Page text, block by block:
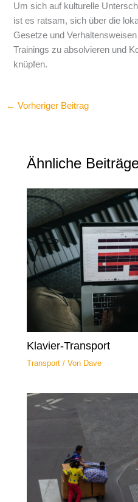
Um sich auf kulturelle
ist es ratsam, sich über die
Gesetze und
Trainings zu absolvieren und
knüpfen.
← Vorheriger Beitrag
Ähnliche
Klavier-Transport
Transport / Von Dave